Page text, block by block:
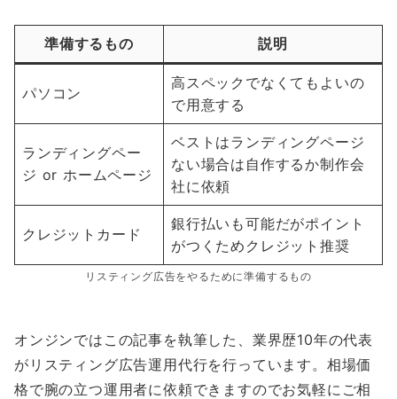
準備するもの 説明
パソコン
高スペックでなくてもよいの
で用意する
ランディングペー
ジ or ホームページ
ベストはランディングページ
ない場合は自作するか制作会
社に依頼
クレジットカード
銀行払いも可能だがポイント
がつくためクレジット推奨
リスティング広告をやるために準備するもの
オンジンではこの記事を執筆した、業界歴10年の代表
がリスティング広告運用代行を行っています。相場価
格で腕の立つ運用者に依頼できますのでお気軽にご相